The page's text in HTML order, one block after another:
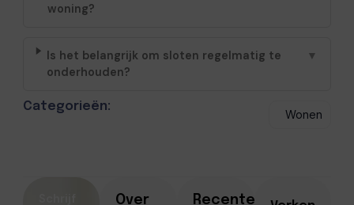
woning?
Is het belangrijk om sloten regelmatig te
onderhouden?
▼
Categorieën:
Wonen
Over
Recente